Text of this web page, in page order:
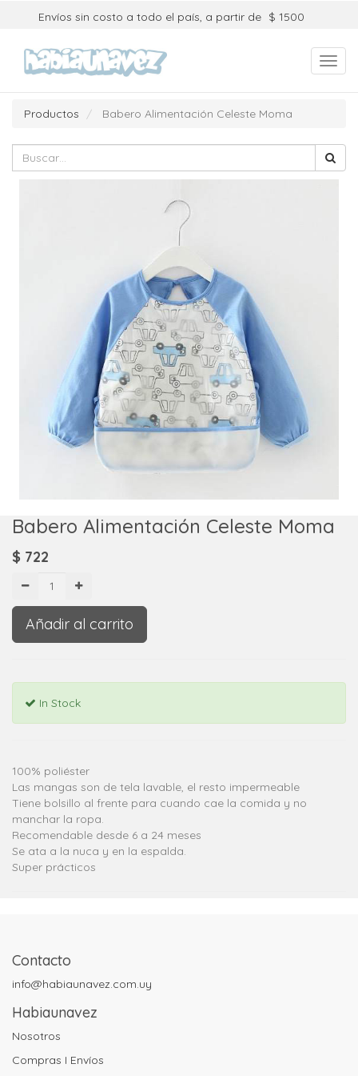
Envíos sin costo a todo el país, a partir de $ 1500
Productos Babero Alimentación Celeste Moma
Babero Alimentación Celeste Moma
$ 722
Añadir al carrito
In Stock
100% poliéster
Las mangas son de tela lavable, el resto impermeable
Tiene bolsillo al frente para cuando cae la comida y no
manchar la ropa.
Recomendable desde 6 a 24 meses
Se ata a la nuca y en la espalda.
Super prácticos
Contacto
info@habiaunavez.com.uy
Habiaunavez
Nosotros
Compras I Envíos